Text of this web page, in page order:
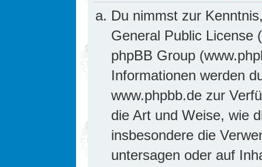
Du nimmst zur
General Public License
phpBB Group
Informationen werden
www.phpbb.de zur
die Art und Weise, wie
insbesondere die
untersagen oder auf